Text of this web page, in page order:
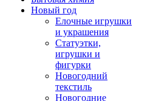
Новый год
Елочные игрушки
и украшения
Статуэтки,
игрушки и
фигурки
Новогодний
текстиль
Новогодние